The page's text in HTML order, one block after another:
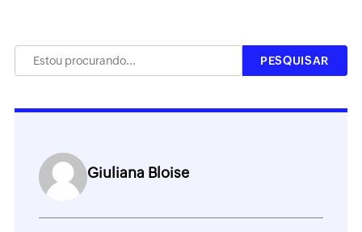
Giuliana Bloise